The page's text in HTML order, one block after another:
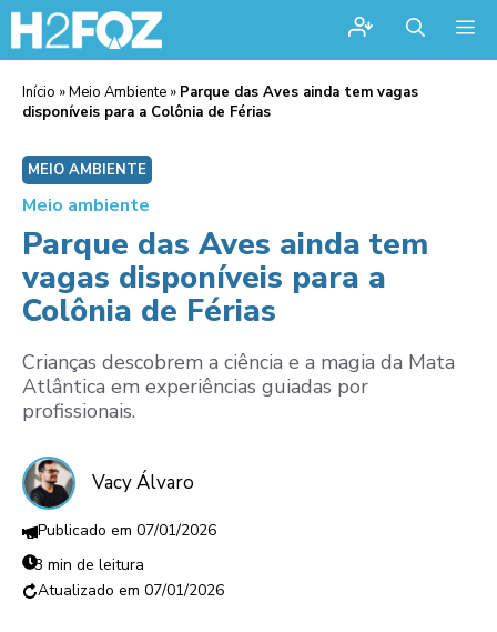
Início »Meio Ambiente » Parque das Aves ainda tem vagas
disponíveis para a Colônia de Férias
MEIO AMBIENTE
Meio ambiente
Parque das Aves ainda tem
vagas disponíveis para a
Colônia de Férias
Crianças descobrem a ciência e a magia da Mata
Atlântica em experiências guiadas por
profissionais.
Vacy Álvaro
07/01/2026
3 min de leitura
07/01/2026